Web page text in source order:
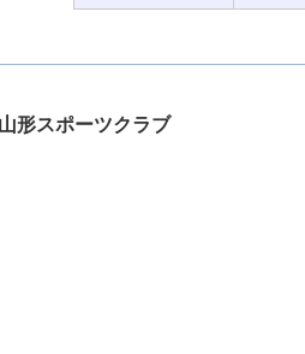
形スポーツクラブ